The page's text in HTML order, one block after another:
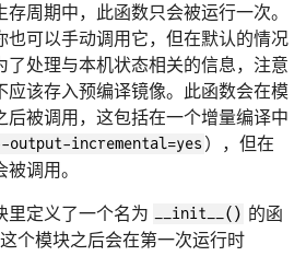
周期中，此函数只会被运行一次。
也可以手动调用它，但在默认的情况
了处理与本机状态相关的信息，注意
应该存入预编译镜像。此函数会在模
后被调用，这包括在一个增量编译中
output-incremental=yes ），但在
调用。
里定义了一个名为 __init__() 的函
个模块之后会在第一次运行时